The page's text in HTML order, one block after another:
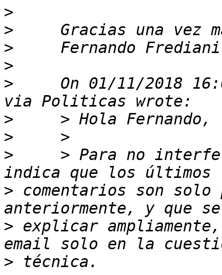
>
>
>
>
>
On 01/11/2018
>
>
>
> Para no
> comentarios son
> explicar
>